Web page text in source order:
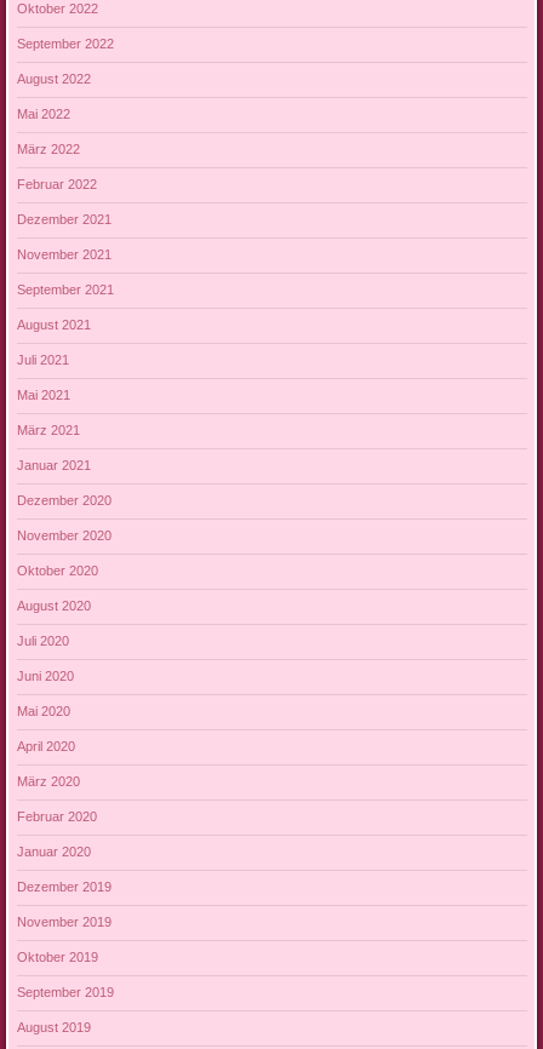
Oktober 2022
September 2022
August 2022
Mai 2022
März 2022
Februar 2022
Dezember 2021
November 2021
September 2021
August 2021
Juli 2021
Mai 2021
März 2021
Januar 2021
Dezember 2020
November 2020
Oktober 2020
August 2020
Juli 2020
Juni 2020
Mai 2020
April 2020
März 2020
Februar 2020
Januar 2020
Dezember 2019
November 2019
Oktober 2019
September 2019
August 2019